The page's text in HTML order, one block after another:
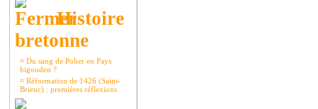
Histoire
bretonne
¤ Du sang de Poher en Pays
bigouden ?
¤ Réformation de 1426 (Saint-
Brieuc) : premières réflexions